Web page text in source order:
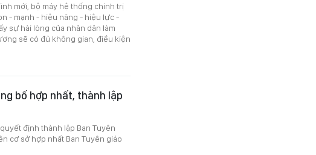
mới, bộ máy hệ thống chính trị
- mạnh - hiệu năng - hiệu lực -
sự hài lòng của nhân dân làm
sẽ có đủ không gian, điều kiện
bố hợp nhất, thành lập
định thành lập Ban Tuyên
cơ sở hợp nhất Ban Tuyên giáo